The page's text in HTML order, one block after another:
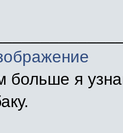
больше я